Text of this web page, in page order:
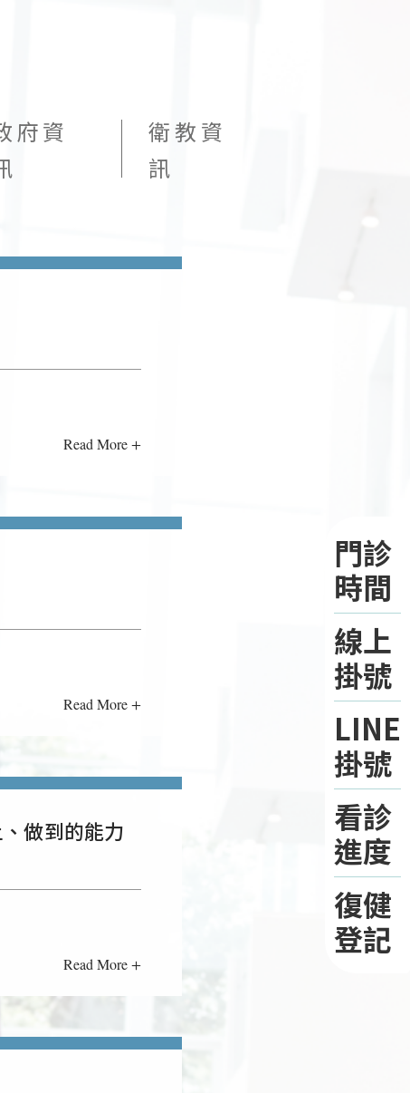
府資
衛教資
訊
Read More +
Read More +
做到的能力
Read More +
門診
時間
線上
掛號
LINE
掛號
看診
進度
復健
登記